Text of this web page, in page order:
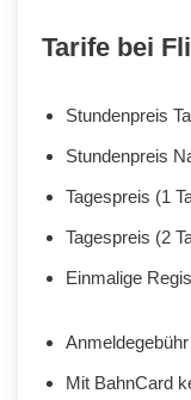
Tarife bei
Stundenpreis
Stundenpreis
Tagespreis (1
Tagespreis (2
Einmalige
Mit BahnCard